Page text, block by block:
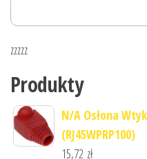
zzzzz
Produkty
N/A Osłona
(RJ45WPRP100)
15,72 zł